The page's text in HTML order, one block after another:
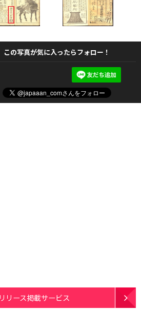
この写真が気に入ったらフォロー！
リース掲載サービス